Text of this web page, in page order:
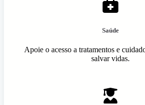
Saúde
Apoie o acesso a tratamentos e
salvar vidas.